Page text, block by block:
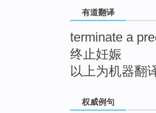
有道翻译
terminate a
终止妊娠
以上为机器翻
权威例句